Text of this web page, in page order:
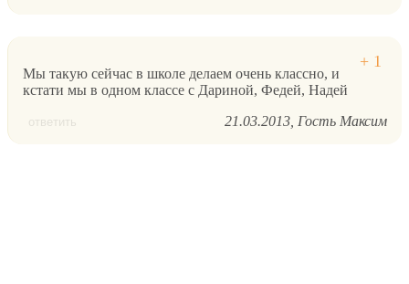
Мы такую сейчас в школе делаем очень классно, и
кстати мы в одном классе с Дариной, Федей, Надей
ответить 21.03.2013 Гость Максим